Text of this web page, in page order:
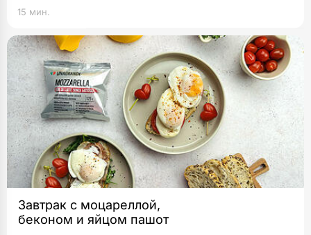
15 мин.
Завтрак с моцареллой,
беконом и яйцом пашот